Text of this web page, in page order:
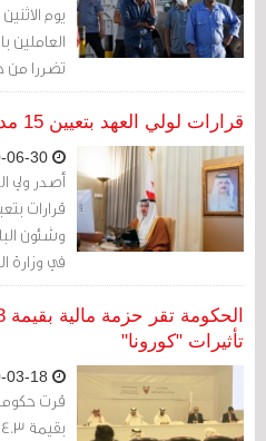
العاملين
تضررا من
قرارات لولي العهد بتعيين 15 مديراً في 7 جهات حكومية
أصدر ولي
وشئون
في وزارة
مكتب
مدير في
وزارة
الوطنية
سوق
تأثيرات "كورونا"
قرت